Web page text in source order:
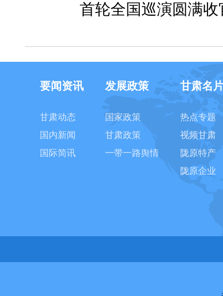
首轮全国巡演圆满收
要闻资讯
甘肃动态
国内新闻
国际简讯
发展政策
国家政策
甘肃政策
一带一路舆情
甘肃名
热点专题
视频甘肃
陇原特产
陇原企业